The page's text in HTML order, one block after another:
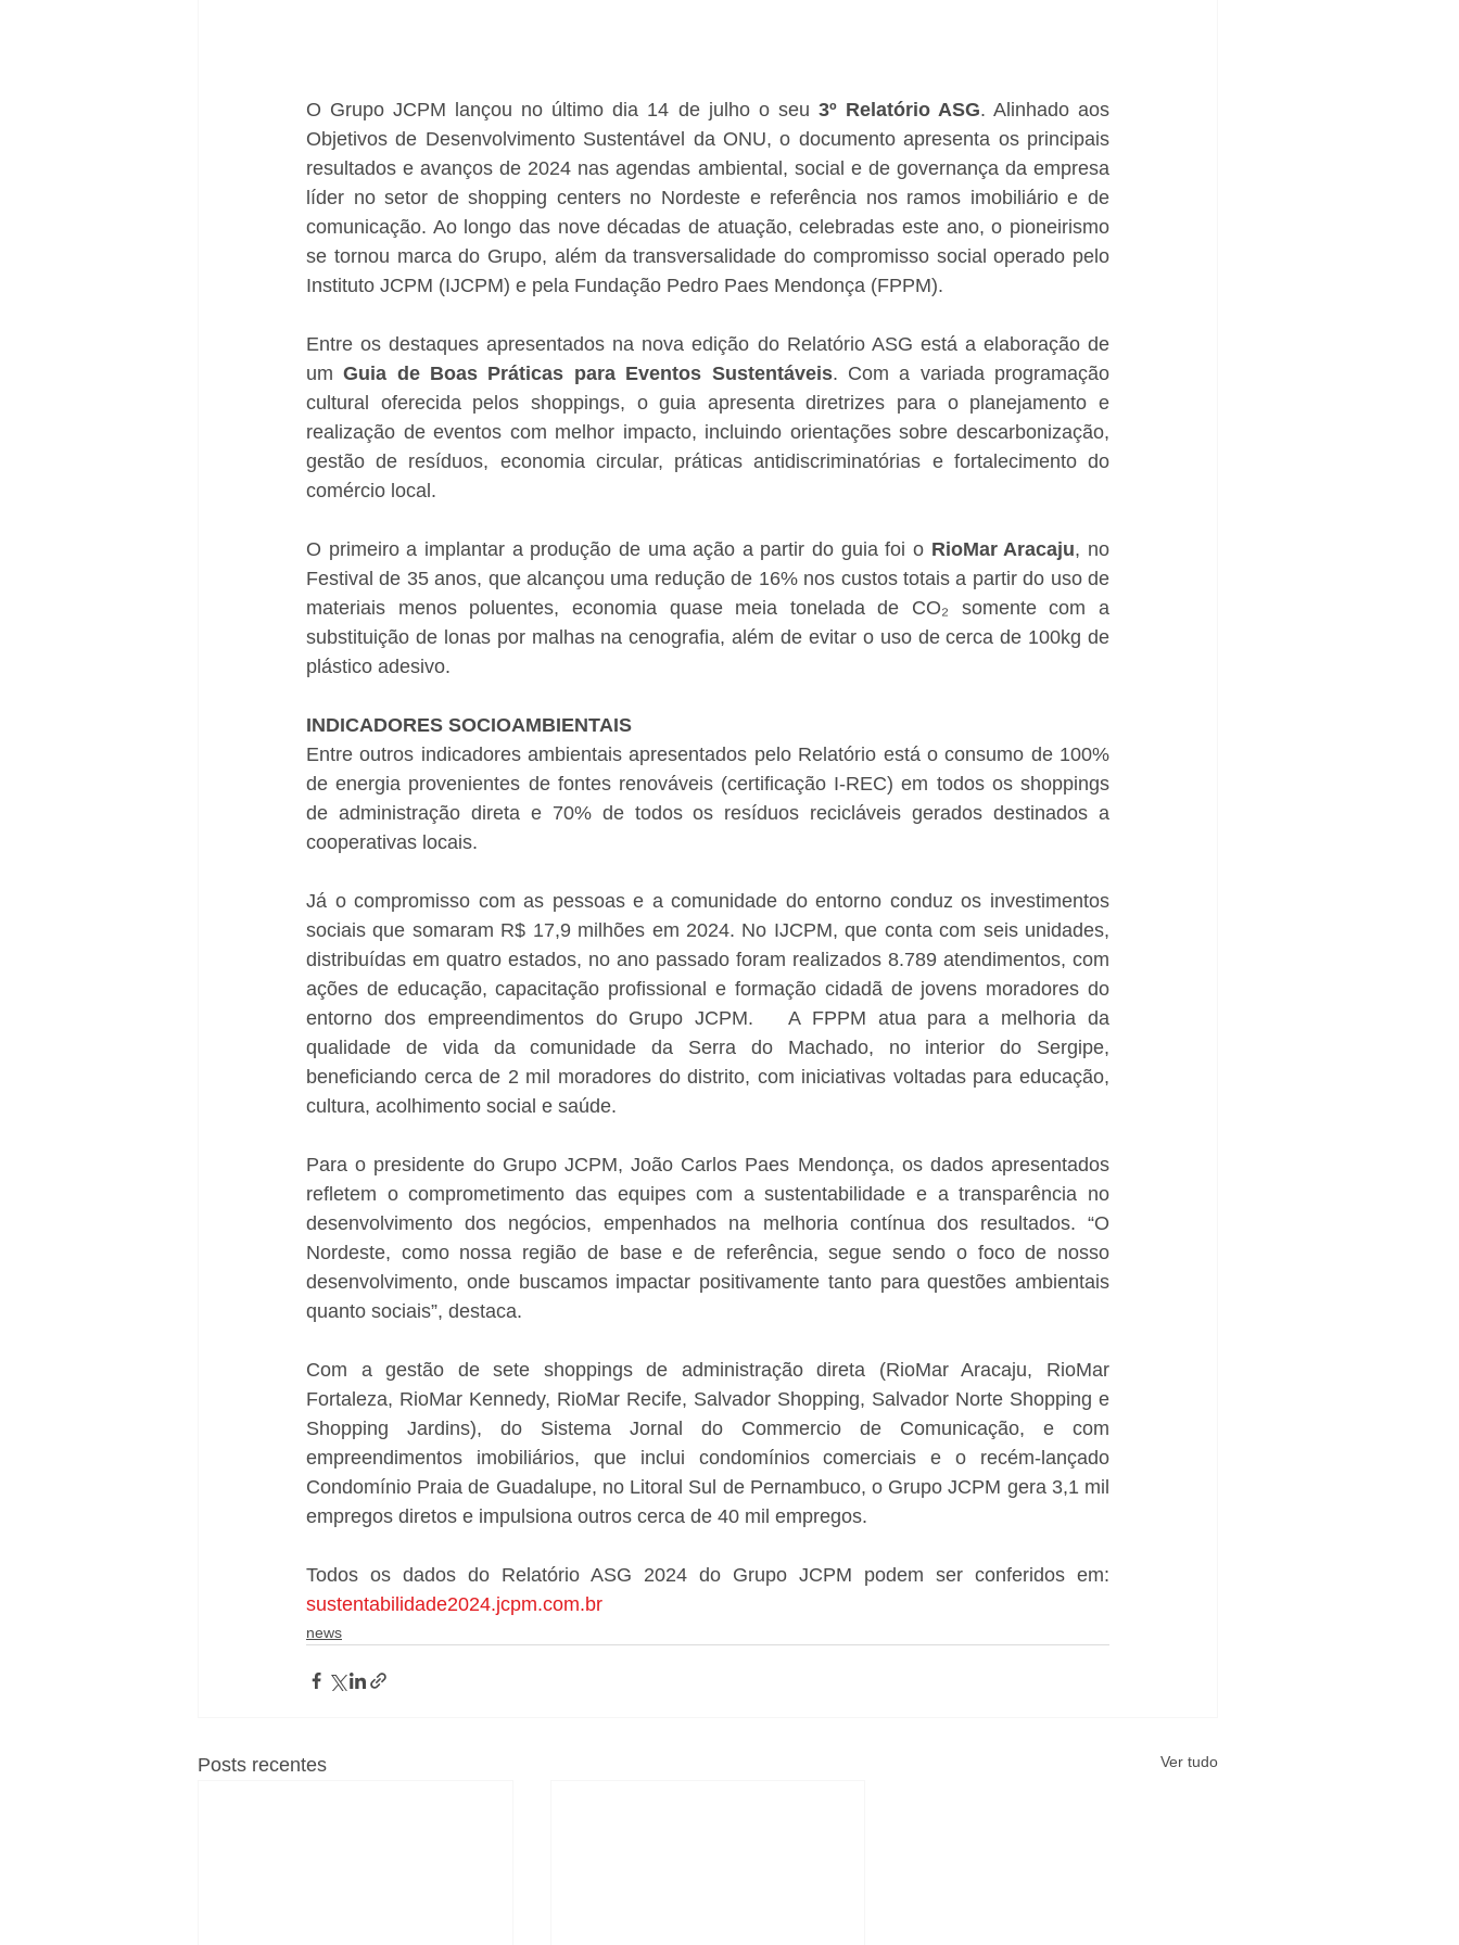
O Grupo JCPM lançou no último dia 14 de julho o seu 3º Relatório ASG. Alinhado aos
Objetivos de Desenvolvimento Sustentável da ONU, o documento apresenta os principais
resultados e avanços de 2024 nas agendas ambiental, social e de governança da empresa
líder no setor de shopping centers no Nordeste e referência nos ramos imobiliário e de
comunicação. Ao longo das nove décadas de atuação, celebradas este ano, o pioneirismo
se tornou marca do Grupo, além da transversalidade do compromisso social operado pelo
Instituto JCPM (IJCPM) e pela Fundação Pedro Paes Mendonça (FPPM).
Entre os destaques apresentados na nova edição do Relatório ASG está a elaboração de
um Guia de Boas Práticas para Eventos Sustentáveis. Com a variada programação
cultural oferecida pelos shoppings, o guia apresenta diretrizes para o planejamento e
realização de eventos com melhor impacto, incluindo orientações sobre descarbonização,
gestão de resíduos, economia circular, práticas antidiscriminatórias e fortalecimento do
comércio local.
O primeiro a implantar a produção de uma ação a partir do guia foi o RioMar Aracaju, no
Festival de 35 anos, que alcançou uma redução de 16% nos custos totais a partir do uso de
materiais menos poluentes, economia quase meia tonelada de CO₂ somente com a
substituição de lonas por malhas na cenografia, além de evitar o uso de cerca de 100kg de
plástico adesivo.
INDICADORES SOCIOAMBIENTAIS
Entre outros indicadores ambientais apresentados pelo Relatório está o consumo de 100%
de energia provenientes de fontes renováveis (certificação I-REC) em todos os shoppings
de administração direta e 70% de todos os resíduos recicláveis gerados destinados a
cooperativas locais.
Já o compromisso com as pessoas e a comunidade do entorno conduz os investimentos
sociais que somaram R$ 17,9 milhões em 2024. No IJCPM, que conta com seis unidades,
distribuídas em quatro estados, no ano passado foram realizados 8.789 atendimentos, com
ações de educação, capacitação profissional e formação cidadã de jovens moradores do
entorno dos empreendimentos do Grupo JCPM.   A FPPM atua para a melhoria da
qualidade de vida da comunidade da Serra do Machado, no interior do Sergipe,
beneficiando cerca de 2 mil moradores do distrito, com iniciativas voltadas para educação,
cultura, acolhimento social e saúde.
Para o presidente do Grupo JCPM, João Carlos Paes Mendonça, os dados apresentados
refletem o comprometimento das equipes com a sustentabilidade e a transparência no
desenvolvimento dos negócios, empenhados na melhoria contínua dos resultados. “O
Nordeste, como nossa região de base e de referência, segue sendo o foco de nosso
desenvolvimento, onde buscamos impactar positivamente tanto para questões ambientais
quanto sociais”, destaca.
Com a gestão de sete shoppings de administração direta (RioMar Aracaju, RioMar
Fortaleza, RioMar Kennedy, RioMar Recife, Salvador Shopping, Salvador Norte Shopping e
Shopping Jardins), do Sistema Jornal do Commercio de Comunicação, e com
empreendimentos imobiliários, que inclui condomínios comerciais e o recém-lançado
Condomínio Praia de Guadalupe, no Litoral Sul de Pernambuco, o Grupo JCPM gera 3,1 mil
empregos diretos e impulsiona outros cerca de 40 mil empregos.
sustentabilidade2024.jcpm.com.br
news
Posts recentes Ver tudo